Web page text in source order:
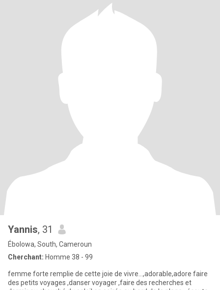
Yannis, 31
Ébolowa, South, Cameroun
Cherchant: Homme 38 - 99
femme forte remplie de cette joie de vivre...,adorable,adore faire
des petits voyages ,danser voyager ,faire des recherches et